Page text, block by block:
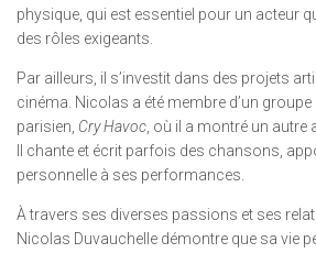
physique, qui est essentiel pour un acteur
des rôles exigeants.
Par ailleurs, il s’investit dans des projets
cinéma. Nicolas a été membre d’un
parisien, Cry Havoc, où il a montré un autre
Il chante et écrit parfois des chansons,
personnelle à ses performances.
À travers ses diverses passions et ses
Nicolas Duvauchelle démontre que sa vie